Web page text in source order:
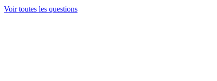
Voir toutes les questions